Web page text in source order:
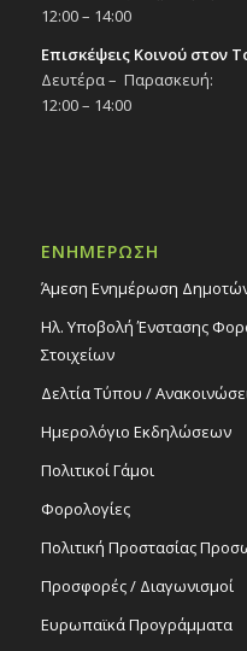
12:00 – 14:00
Επισκέψεις Κοινού στον
Δευτέρα – Παρασκευή:
12:00 – 14:00
ΕΝΗΜΕΡΩΣΗ
Άμεση Ενημέρωση
Ηλ. Υποβολή Ένστασης
Στοιχείων
Δελτία Τύπου /
Ημερολόγιο Εκδηλώσεων
Πολιτικοί Γάμοι
Φορολογίες
Πολιτική Προστασίας
Προσφορές / Διαγωνισμοί
Ευρωπαϊκά Προγράμματα